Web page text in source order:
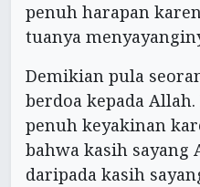
penuh harapan
tuanya
Demikian pula
berdoa kepada
penuh keyakinan
bahwa kasih sayang
daripada kasih